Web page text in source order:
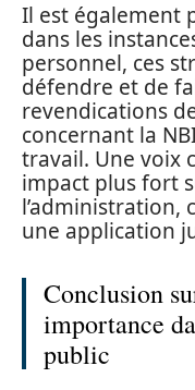
Il est également
dans les
personnel, ces
défendre et de
revendications
concernant la
travail. Une voix
impact plus fort
l’administration,
une application
Conclusion
importance
public